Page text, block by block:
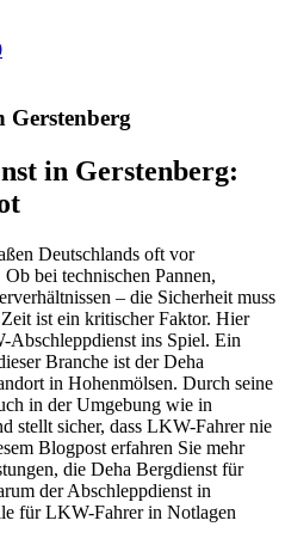
in Gerstenberg:
Deutschlands oft vor
bei technischen Pannen,
– die Sicherheit muss
ist ein kritischer Faktor. Hier
ins Spiel. Ein
Branche ist der Deha
in Hohenmölsen. Durch seine
in der Umgebung wie in
stellt sicher, dass LKW-Fahrer nie
Blogpost erfahren Sie mehr
die Deha Bergdienst für
der Abschleppdienst in
für LKW-Fahrer in Notlagen